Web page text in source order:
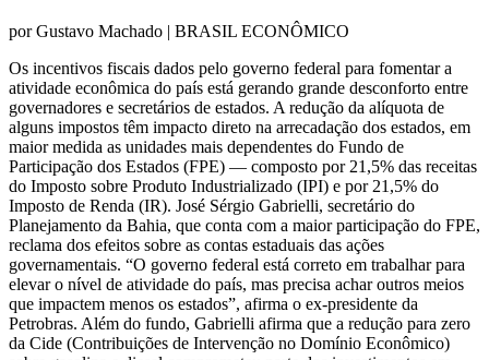
por Gustavo Machado | BRASIL ECONÔMICO
Os incentivos fiscais dados pelo governo federal para fomentar a
atividade econômica do país está gerando grande desconforto entre
governadores e secretários de estados. A redução da alíquota de
alguns impostos têm impacto direto na arrecadação dos estados, em
maior medida as unidades mais dependentes do Fundo de
Participação dos Estados (FPE) — composto por 21,5% das receitas
do Imposto sobre Produto Industrializado (IPI) e por 21,5% do
Imposto de Renda (IR). José Sérgio Gabrielli, secretário do
Planejamento da Bahia, que conta com a maior participação do FPE,
reclama dos efeitos sobre as contas estaduais das ações
governamentais. “O governo federal está correto em trabalhar para
elevar o nível de atividade do país, mas precisa achar outros meios
que impactem menos os estados”, afirma o ex-presidente da
Petrobras. Além do fundo, Gabrielli afirma que a redução para zero
da Cide (Contribuições de Intervenção no Domínio Econômico)